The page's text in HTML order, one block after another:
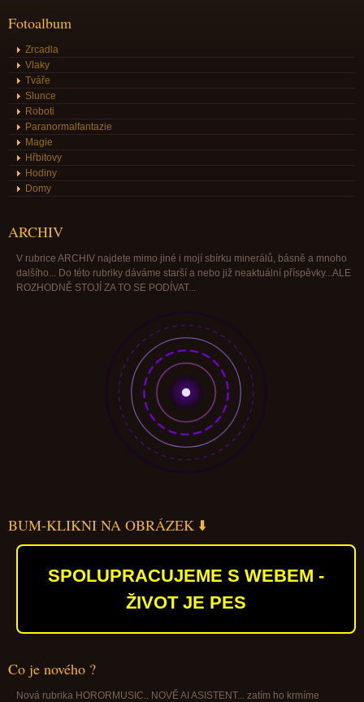
Fotoalbum
Zrcadla
Vlaky
Tváře
Slunce
Roboti
Paranormalfantazie
Magie
Hřbitovy
Hodiny
Domy
ARCHIV
V rubrice ARCHIV najdete mimo jiné i mojí sbírku minerálů, básně a mnoho
dalšího... Do této rubriky dáváme starší a nebo již neaktuální příspěvky...ALE
ROZHODNĚ STOJÍ ZA TO SE PODÍVAT...
BUM-KLIKNI NA OBRÁZEK ⬇️
SPOLUPRACUJEME S WEBEM -
ŽIVOT JE PES
Co je nového ?
Nová rubrika HORORMUSIC.. NOVĚ AI ASISTENT... zatím ho krmíme